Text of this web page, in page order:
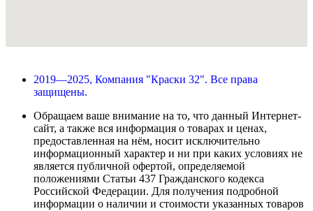
2019—2025, Компания "Краски 32". Все права
защищены.
Обращаем ваше внимание на то, что данный Интернет-
сайт, а также вся информация о товарах и ценах,
предоставленная на нём, носит исключительно
информационный характер и ни при каких условиях не
является публичной офертой, определяемой
положениями Статьи 437 Гражданского кодекса
Российской Федерации. Для получения подробной
информации о наличии и стоимости указанных товаров